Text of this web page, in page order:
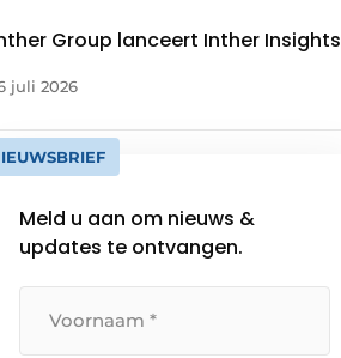
Group lanceert Inther Insights
juli 2026
Meld u aan om nieuws &
updates te ontvangen.